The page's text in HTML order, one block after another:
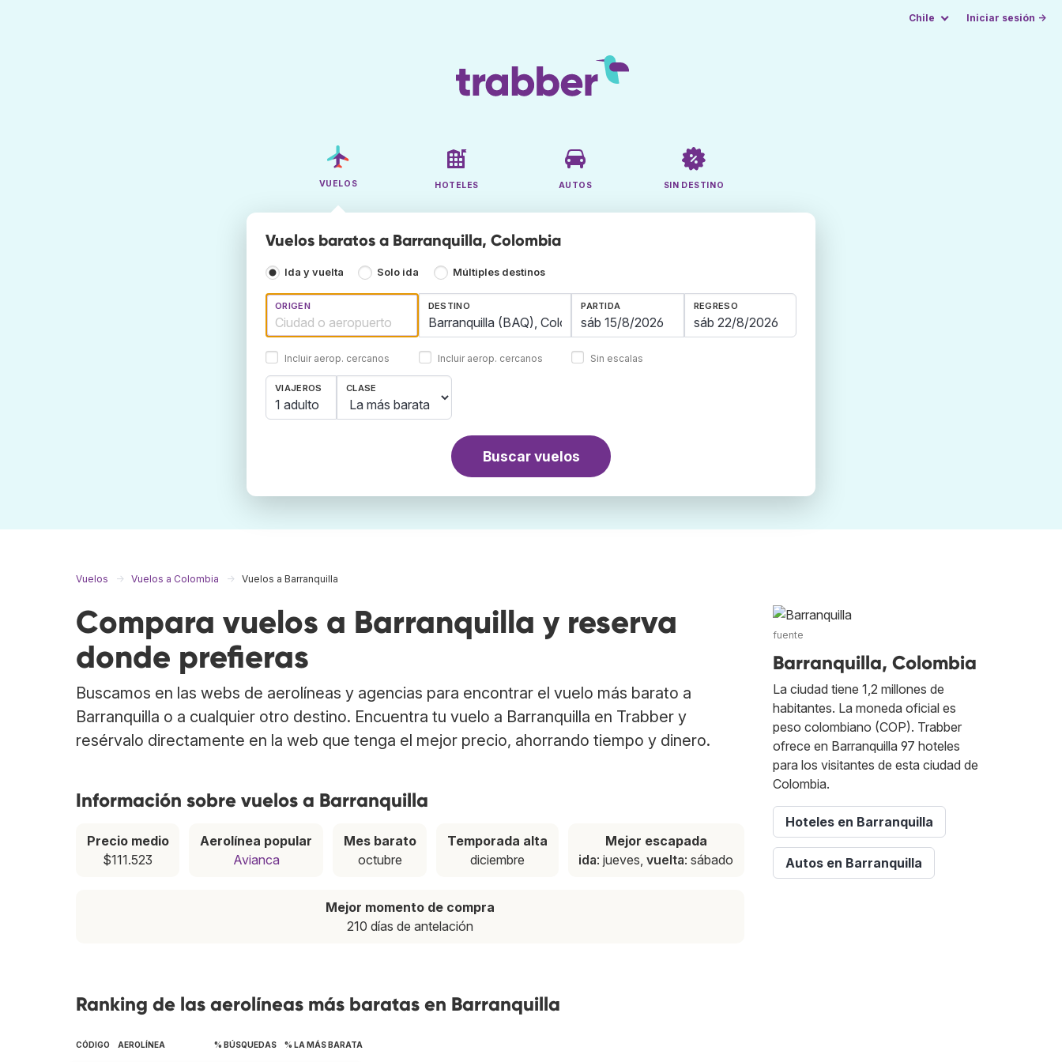
Chile Iniciar sesión →
VUELOS HOTELES AUTOS SIN DESTINO
Vuelos baratos a Barranquilla, Colombia
Ida y vuelta Solo ida Múltiples destinos
ORIGEN
Incluir aerop. cercanos
DESTINO
Incluir aerop. cercanos
PARTIDA REGRESO
Sin escalas
VIAJEROS
1 adulto
CLASE
Buscar vuelos
Vuelos Vuelos a Colombia Vuelos a Barranquilla
Compara vuelos a Barranquilla y reserva
donde prefieras
Buscamos en las webs de aerolíneas y agencias para encontrar el vuelo más barato a
Barranquilla o a cualquier otro destino. Encuentra tu vuelo a Barranquilla en Trabber y
resérvalo directamente en la web que tenga el mejor precio, ahorrando tiempo y dinero.
Información sobre vuelos a Barranquilla
Precio medio
$111.523
Aerolínea popular
Avianca
Mes barato
octubre
Temporada alta
diciembre
Mejor escapada
ida: jueves,vuelta: sábado
Mejor momento de compra
210 días de antelación
Ranking de las aerolíneas más baratas en Barranquilla
CÓDIGO AEROLÍNEA % BÚSQUEDAS % LA MÁS BARATA
fuente
Barranquilla, Colombia
La ciudad tiene 1,2 millones de
habitantes. La moneda oficial es
peso colombiano (COP). Trabber
ofrece en Barranquilla 97 hoteles
para los visitantes de esta ciudad de
Colombia.
Hoteles en Barranquilla
Autos en Barranquilla